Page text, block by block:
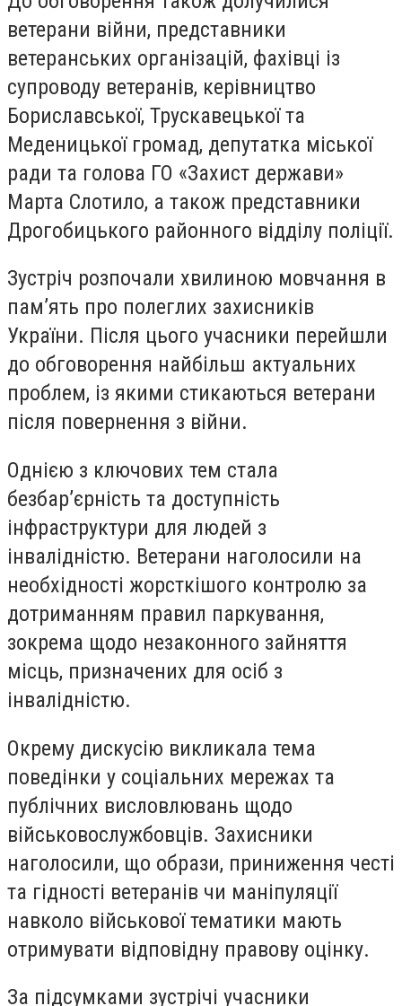
ветерани війни, представники
ветеранських організацій, фахівці із
супроводу ветеранів, керівництво
Бориславської, Трускавецької та
Меденицької громад, депутатка міської
ради та голова ГО «Захист держави»
Марта Слотило, а також представники
Дрогобицького районного відділу поліції.
Зустріч розпочали хвилиною мовчання в
пам’ять про полеглих захисників
України. Після цього учасники перейшли
до обговорення найбільш актуальних
проблем, із якими стикаються ветерани
після повернення з війни.
Однією з ключових тем стала
безбар’єрність та доступність
інфраструктури для людей з
інвалідністю. Ветерани наголосили на
необхідності жорсткішого контролю за
дотриманням правил паркування,
зокрема щодо незаконного зайняття
місць, призначених для осіб з
інвалідністю.
Окрему дискусію викликала тема
поведінки у соціальних мережах та
публічних висловлювань щодо
військовослужбовців. Захисники
наголосили, що образи, приниження честі
та гідності ветеранів чи маніпуляції
навколо військової тематики мають
отримувати відповідну правову оцінку.
За підсумками зустрічі учасники